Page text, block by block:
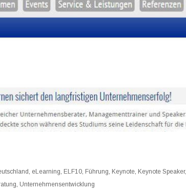
eLearning ELF10 Führung Keynote Keynote Speaker,
Unternehmensentwicklung